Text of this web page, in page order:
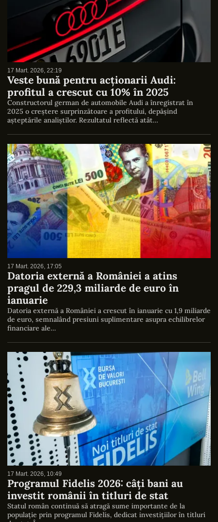
17 Mart. 2026, 22:19
Veste bună pentru acționarii Audi:
profitul a crescut cu 10% în 2025
Constructorul german de automobile Audi a înregistrat în
2025 o creștere surprinzătoare a profitului, depășind
așteptările analiștilor. Rezultatul reflectă atât…
17 Mart. 2026, 17:05
Datoria externă a României a atins
pragul de 229,3 miliarde de euro în
ianuarie
Datoria externă a României a crescut în ianuarie cu 1,9 miliarde
de euro, semnalând presiuni suplimentare asupra echilibrelor
financiare ale…
17 Mart. 2026, 10:49
Programul Fidelis 2026: câți bani au
investit românii în titluri de stat
Statul român continuă să atragă sume importante de la
populație prin programul Fidelis, dedicat investițiilor în titluri